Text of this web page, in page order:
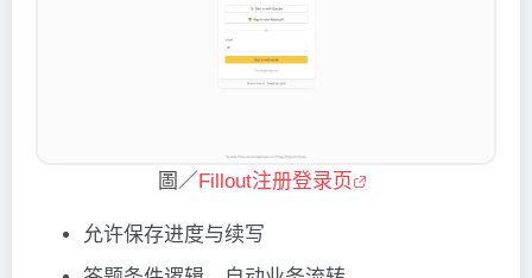
圖／ Fillout注册登录页
允许保存进度与续写